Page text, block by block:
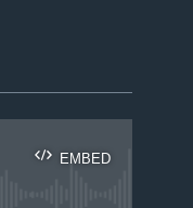
EMBED